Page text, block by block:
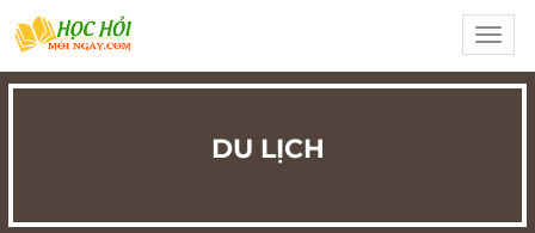
DU LỊCH